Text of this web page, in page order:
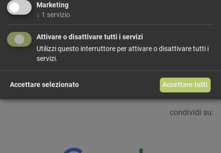
Dimensione: 250 g Prezzo: 8,39 €
Aggiungi al carrello
condividi su:
Marketing
↓ 1 servizio
Attivare o disattivare tutti i servizi
Utilizzi questo interruttore per attivare o disattivare tutti i
servizi.
Accettare selezionato Accettare tutti